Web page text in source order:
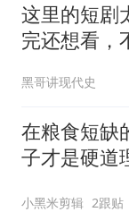
这里的短剧
完还想看，
黑哥讲现代史
在粮食短缺
子才是硬道
小黑米剪辑 2跟贴